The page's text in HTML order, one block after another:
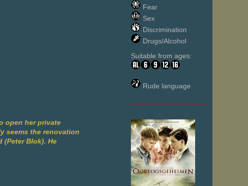
Fear
Sex
Discrimination
Drugs/Alcohol
Suitable from ages:
Rude language
open her private
seems the renovation
(Peter Blok). He